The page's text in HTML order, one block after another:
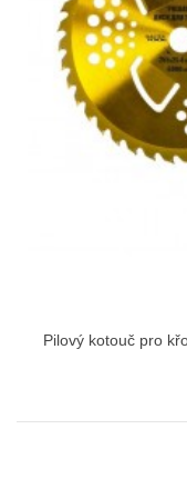
Pilový kotouč pro